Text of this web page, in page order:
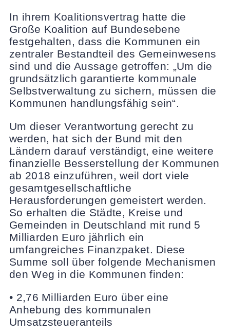
In ihrem Koalitionsvertrag hatte die
Große Koalition auf Bundesebene
festgehalten, dass die Kommunen ein
zentraler Bestandteil des Gemeinwesens
sind und die Aussage getroffen: „Um die
grundsätzlich garantierte kommunale
Selbstverwaltung zu sichern, müssen die
Kommunen handlungsfähig sein“.
Um dieser Verantwortung gerecht zu
werden, hat sich der Bund mit den
Ländern darauf verständigt, eine weitere
finanzielle Besserstellung der Kommunen
ab 2018 einzuführen, weil dort viele
gesamtgesellschaftliche
Herausforderungen gemeistert werden.
So erhalten die Städte, Kreise und
Gemeinden in Deutschland mit rund 5
Milliarden Euro jährlich ein
umfangreiches Finanzpaket. Diese
Summe soll über folgende Mechanismen
den Weg in die Kommunen finden:
• 2,76 Milliarden Euro über eine
Anhebung des kommunalen
Umsatzsteueranteils